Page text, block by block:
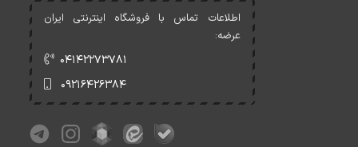
اطلاعات تماس با فروشگاه اینترنتی ایران
عرضه:
۰۴۱۴۲۲۷۳۷۸۱
۰۹۲۱۶۴۲۶۳۸۴